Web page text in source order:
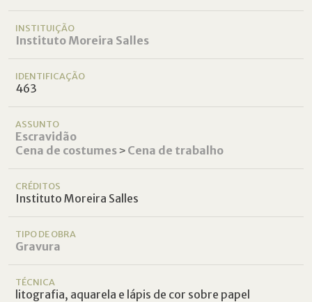
INSTITUIÇÃO
Instituto Moreira Salles
IDENTIFICAÇÃO
463
ASSUNTO
Escravidão
Cena de costumes˃ Cena de trabalho
CRÉDITOS
Instituto Moreira Salles
TIPO DE OBRA
Gravura
TÉCNICA
litografia, aquarela e lápis de cor sobre papel